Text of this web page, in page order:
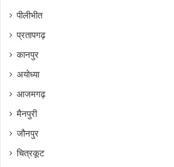
पीलीभीत
प्रतापगढ़
कानपुर
अयोध्या
आजमगढ़
मैनपुरी
जौनपुर
चित्रकूट